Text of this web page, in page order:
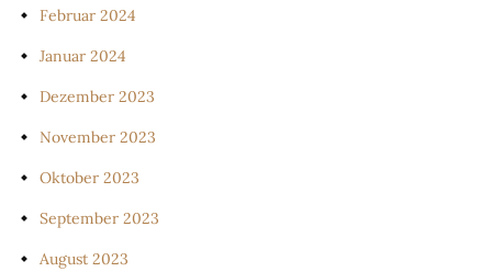
Februar 2024
Januar 2024
Dezember 2023
November 2023
Oktober 2023
September 2023
August 2023